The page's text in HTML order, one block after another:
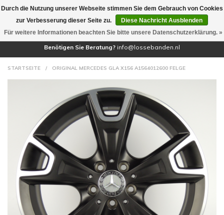
(0)
Benötigen Sie Beratung? info@lossebanden.nl
STARTSEITE / ORIGINAL MERCEDES GLA X156 A1564012600 FELGE
Durch die Nutzung unserer Webseite stimmen Sie dem Gebrauch von Cookies
zur Verbesserung dieser Seite zu.
Diese Nachricht Ausblenden
Für weitere Informationen beachten Sie bitte unsere Datenschutzerklärung. »